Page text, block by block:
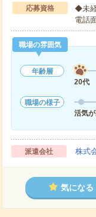
応募資格
◆未
電話
職場の雰囲気
年齢層
20代
職場の様子
活気
派遣会社 株式
気になる